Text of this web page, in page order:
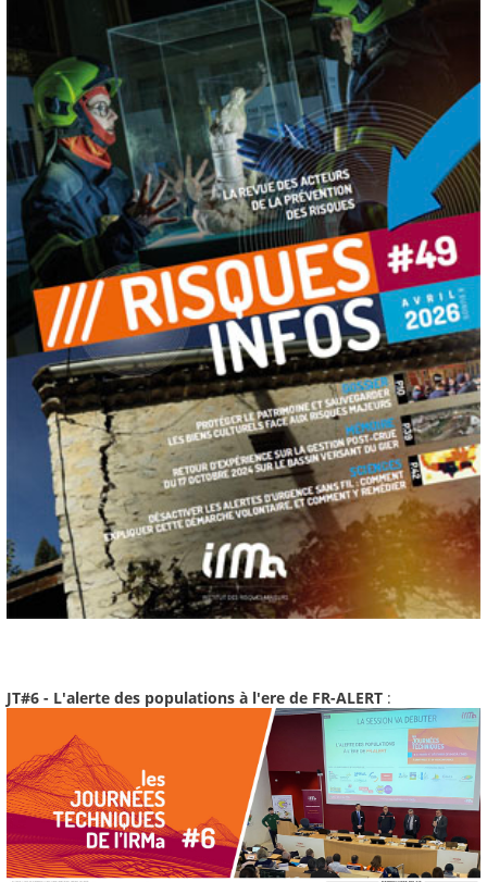
JT#6 - L'alerte des populations à l'ere de FR-ALERT :